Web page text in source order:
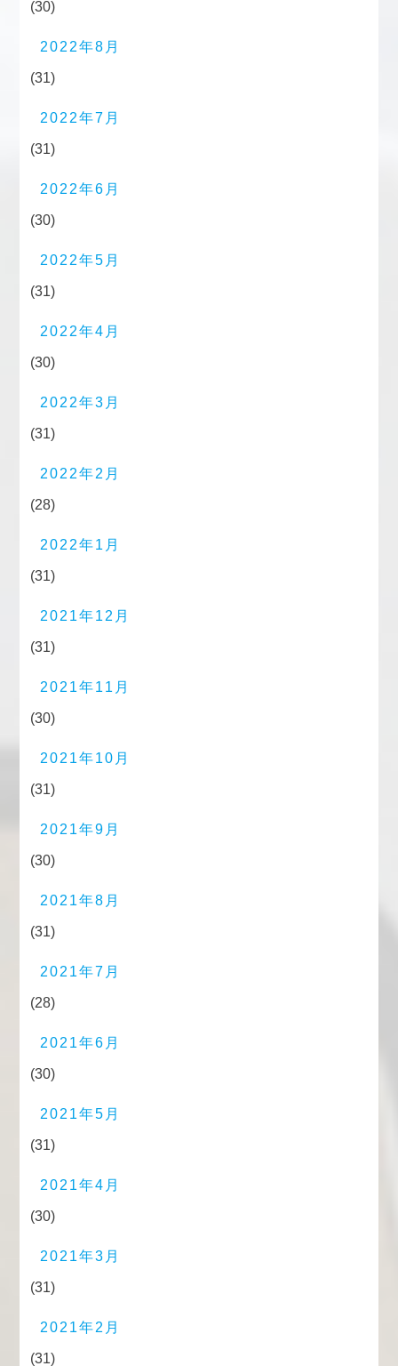
(30)
2022年8月
(31)
2022年7月
(31)
2022年6月
(30)
2022年5月
(31)
2022年4月
(30)
2022年3月
(31)
2022年2月
(28)
2022年1月
(31)
2021年12月
(31)
2021年11月
(30)
2021年10月
(31)
2021年9月
(30)
2021年8月
(31)
2021年7月
(28)
2021年6月
(30)
2021年5月
(31)
2021年4月
(30)
2021年3月
(31)
2021年2月
(31)